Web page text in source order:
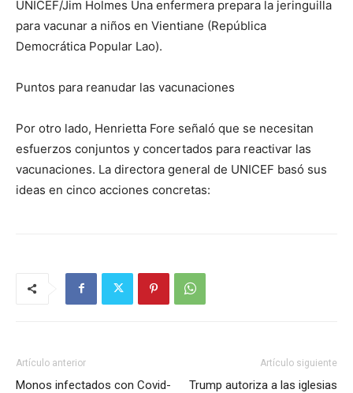
UNICEF/Jim Holmes Una enfermera prepara la jeringuilla
para vacunar a niños en Vientiane (República
Democrática Popular Lao).
Puntos para reanudar las vacunaciones
Por otro lado, Henrietta Fore señaló que se necesitan
esfuerzos conjuntos y concertados para reactivar las
vacunaciones. La directora general de UNICEF basó sus
ideas en cinco acciones concretas:
Artículo anterior
Monos infectados con Covid-
Artículo siguiente
Trump autoriza a las iglesias